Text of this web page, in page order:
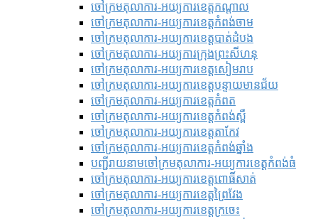
ចៅក្រមតុលាការ-អយ្យការខេត្តកណ្តាល
ចៅក្រមតុលាការ-អយ្យការខេត្តកំពង់ចាម
ចៅក្រមតុលាការ-អយ្យការខេត្តបាត់ដំបង
ចៅក្រមតុលាការ-អយ្យការ​ក្រុងព្រះសីហនុ
ចៅក្រមតុលាការ-អយ្យការខេត្តសៀមរាប
ចៅក្រមតុលាការ-អយ្យការខេត្តបន្ទាយមានជ័យ
ចៅក្រមតុលាការ-អយ្យការខេត្តកំពត
ចៅក្រមតុលាការ-អយ្យការខេត្តកំពង់ស្ពឺ
ចៅក្រមតុលាការ-អយ្យការខេត្តតាកែវ
ចៅក្រមតុលាការ-អយ្យការខេត្តកំពង់ឆ្នាំង
បញ្ជីរាយនាមចៅក្រមតុលាការ-អយ្យការខេត្តកំពង់ធំ
ចៅក្រមតុលាការ-អយ្យការខេត្តពោធិ៍សាត់
ចៅក្រមតុលាការ-អយ្យការខេត្តព្រៃវែង
ចៅក្រមតុលាការ-អយ្យការខេត្តក្រចេះ